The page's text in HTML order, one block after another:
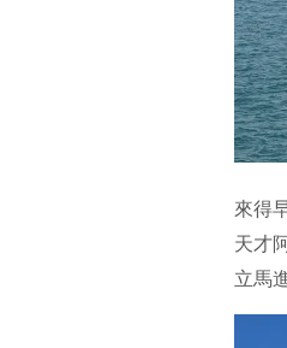
來得
天才
立馬